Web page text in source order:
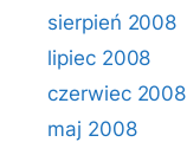
sierpień 2008
lipiec 2008
czerwiec 2008
maj 2008